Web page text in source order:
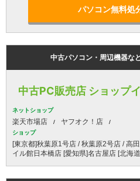
パソコン無料処
中古パソコン・周辺機器な
中古PC販売店 ショップ
ネットショップ
楽天市場店 ヤフオク！店
ショップ
[東京都]秋葉原1号店 / 秋葉原2号店 / 高
イル館日本橋店 [愛知県]名古屋店 [北海